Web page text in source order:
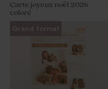
Carte joyeux noël 2026
coloré
Grand format